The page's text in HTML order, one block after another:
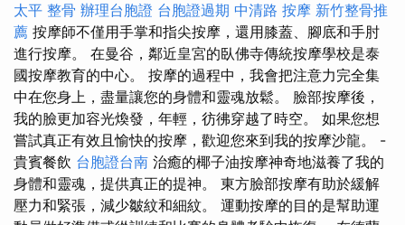
太平 整骨 辦理台胞證 台胞證過期 中清路 按摩 新竹整骨推
薦 按摩師不僅用手掌和指尖按摩，還用膝蓋、腳底和手肘
進行按摩。 在曼谷，鄰近皇宮的臥佛寺傳統按摩學校是泰
國按摩教育的中心。 按摩的過程中，我會把注意力完全集
中在您身上，盡量讓您的身體和靈魂放鬆。 臉部按摩後，
我的臉更加容光煥發，年輕，彷彿穿越了時空。 如果您想
嘗試真正有效且愉快的按摩，歡迎您來到我的按摩沙龍。 -
貴賓餐飲 台胞證台南 治癒的椰子油按摩神奇地滋養了我的
身體和靈魂，提供真正的提神。 東方臉部按摩有助於緩解
壓力和緊張，減少皺紋和細紋。 運動按摩的目的是幫助運